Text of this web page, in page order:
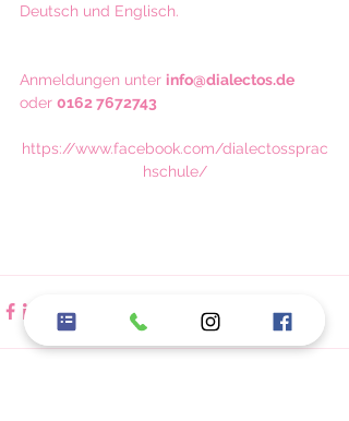
Deutsch und Englisch.
Anmeldungen unter info@dialectos.de
oder 0162 7672743
https://www.facebook.com/dialectossprac
hschule/